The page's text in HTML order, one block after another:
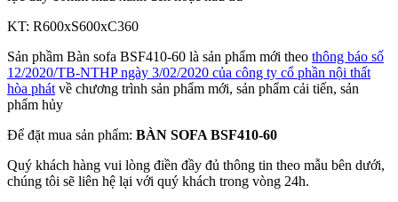
KT: R600xS600xC360
Sản phầm Bàn sofa BSF410-60 là sản phẩm mới theo thông báo số
12/2020/TB-NTHP ngày 3/02/2020 của công ty cổ phần nội thất
hòa phát về chương trình sản phẩm mới, sản phẩm cải tiến, sản
phẩm hủy
Để đặt mua sản phẩm: BÀN SOFA BSF410-60
Quý khách hàng vui lòng điền đầy đủ thông tin theo mẫu bên dưới,
chúng tôi sẽ liên hệ lại với quý khách trong vòng 24h.